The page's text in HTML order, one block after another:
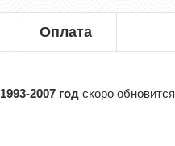
Оплата
2007 год скоро обновится